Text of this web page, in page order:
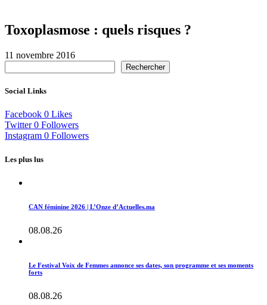
Toxoplasmose : quels risques ?
11 novembre 2016
Rechercher
Social Links
Facebook 0 Likes
Twitter 0 Followers
Instagram 0 Followers
Les plus lus
CAN féminine 2026 | L’Onze d’Actuelles.ma
08.08.26
Le Festival Voix de Femmes annonce ses dates, son programme et ses moments
forts
08.08.26